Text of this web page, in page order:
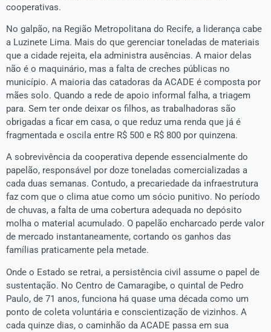
cooperativas.
No galpão, na Região Metropolitana do Recife, a liderança cabe
a Luzinete Lima. Mais do que gerenciar toneladas de materiais
que a cidade rejeita, ela administra ausências. A maior delas
não é o maquinário, mas a falta de creches públicas no
município. A maioria das catadoras da ACADE é composta por
mães solo. Quando a rede de apoio informal falha, a triagem
para. Sem ter onde deixar os filhos, as trabalhadoras são
obrigadas a ficar em casa, o que reduz uma renda que já é
fragmentada e oscila entre R$ 500 e R$ 800 por quinzena.
A sobrevivência da cooperativa depende essencialmente do
papelão, responsável por doze toneladas comercializadas a
cada duas semanas. Contudo, a precariedade da infraestrutura
faz com que o clima atue como um sócio punitivo. No período
de chuvas, a falta de uma cobertura adequada no depósito
molha o material acumulado. O papelão encharcado perde valor
de mercado instantaneamente, cortando os ganhos das
famílias praticamente pela metade.
Onde o Estado se retrai, a persistência civil assume o papel de
sustentação. No Centro de Camaragibe, o quintal de Pedro
Paulo, de 71 anos, funciona há quase uma década como um
ponto de coleta voluntária e conscientização de vizinhos. A
cada quinze dias, o caminhão da ACADE passa em sua